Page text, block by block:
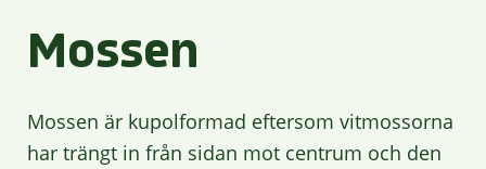
Mossen
Mossen är kupolformad eftersom vitmossorna
har trängt in från sidan mot centrum och den